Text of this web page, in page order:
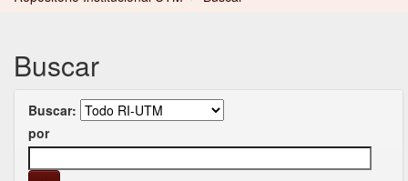
Buscar
Buscar:
por